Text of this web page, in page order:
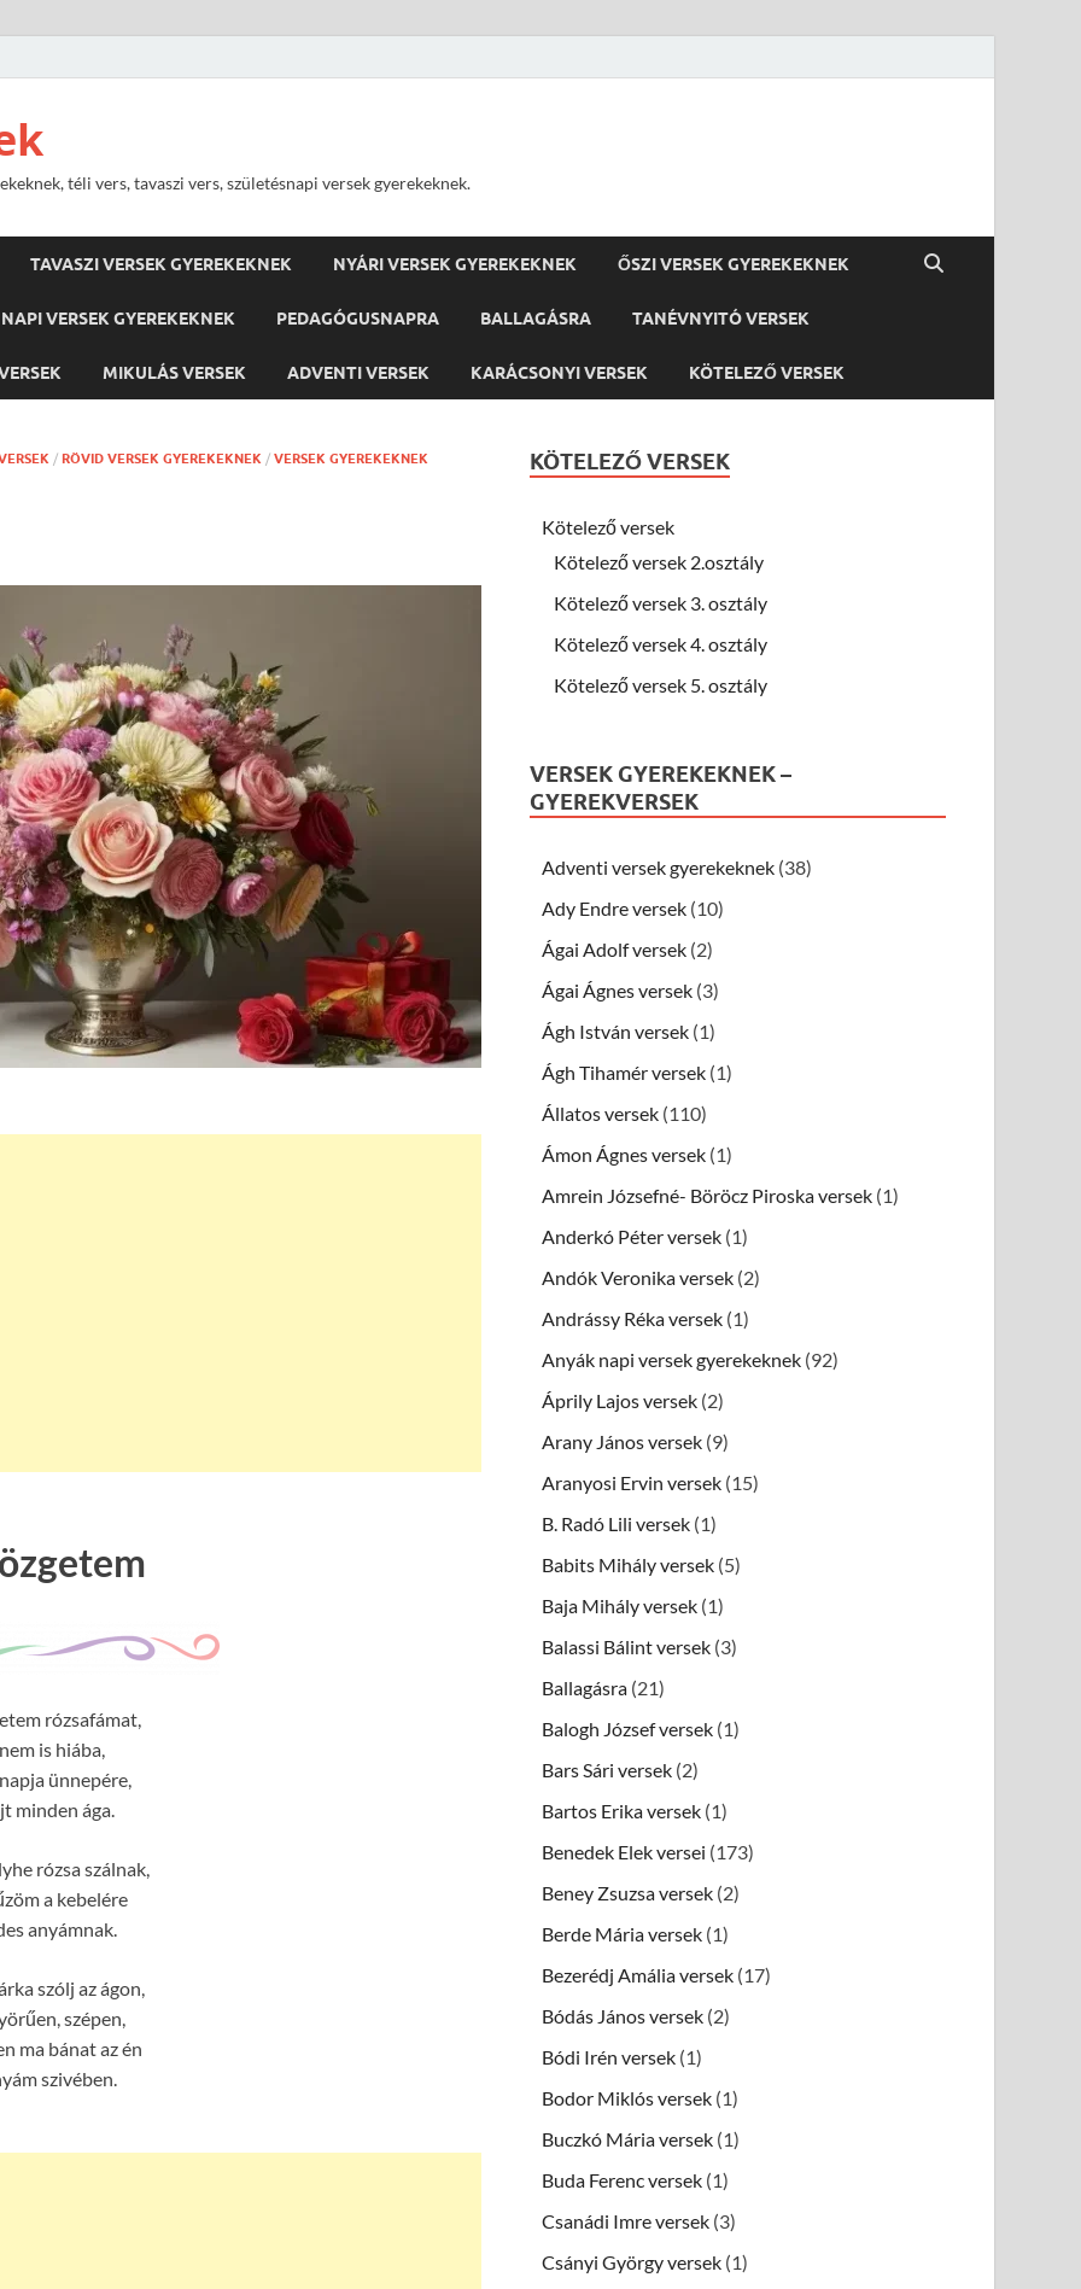
téli vers, tavaszi vers, születésnapi versek gyerekeknek.
TAVASZI VERSEK GYEREKEKNEK NYÁRI VERSEK GYEREKEKNEK ŐSZI VERSEK GYEREKEKNEK
VERSEK GYEREKEKNEK PEDAGÓGUSNAPRA BALLAGÁSRA TANÉVNYITÓ VERSEK
MIKULÁS VERSEK ADVENTI VERSEK KARÁCSONYI VERSEK KÖTELEZŐ VERSEK
/ RÖVID VERSEK GYEREKEKNEK / VERSEK GYEREKEKNEK
rózsafámat,
is hiába,
ünnepére,
minden ága.
rózsa szálnak,
a kebelére
anyámnak.
szólj az ágon,
szépen,
ma bánat az én
szivében.
KÖTELEZŐ VERSEK
Kötelező versek
Kötelező versek 2.osztály
Kötelező versek 3. osztály
Kötelező versek 4. osztály
Kötelező versek 5. osztály
VERSEK GYEREKEKNEK –
GYEREKVERSEK
Adventi versek gyerekeknek (38)
Ady Endre versek (10)
Ágai Adolf versek (2)
Ágai Ágnes versek (3)
Ágh István versek (1)
Ágh Tihamér versek (1)
Állatos versek (110)
Ámon Ágnes versek (1)
Amrein Józsefné- Böröcz Piroska versek (1)
Anderkó Péter versek (1)
Andók Veronika versek (2)
Andrássy Réka versek (1)
Anyák napi versek gyerekeknek (92)
Áprily Lajos versek (2)
Arany János versek (9)
Aranyosi Ervin versek (15)
B. Radó Lili versek (1)
Babits Mihály versek (5)
Baja Mihály versek (1)
Balassi Bálint versek (3)
Ballagásra (21)
Balogh József versek (1)
Bars Sári versek (2)
Bartos Erika versek (1)
Benedek Elek versei (173)
Beney Zsuzsa versek (2)
Berde Mária versek (1)
Bezerédj Amália versek (17)
Bódás János versek (2)
Bódi Irén versek (1)
Bodor Miklós versek (1)
Buczkó Mária versek (1)
Buda Ferenc versek (1)
Csanádi Imre versek (3)
Csányi György versek (1)